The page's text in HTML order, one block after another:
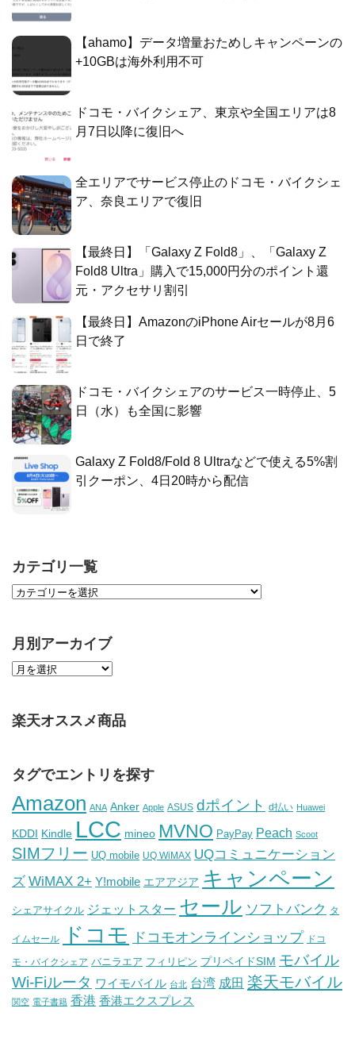
【ahamo】データ増量おためしキャンペーンの
+10GBは海外利用不可
ドコモ・バイクシェア、東京や全国エリアは8
月7日以降に復旧へ
全エリアでサービス停止のドコモ・バイクシェ
ア、奈良エリアで復旧
【最終日】「Galaxy Z Fold8」、「Galaxy Z
Fold8 Ultra」購入で15,000円分のポイント還
元・アクセサリ割引
【最終日】AmazonのiPhone Airセールが8月6
日で終了
ドコモ・バイクシェアのサービス一時停止、5
日（水）も全国に影響
Galaxy Z Fold8/Fold 8 Ultraなどで使える5%割
引クーポン、4日20時から配信
カテゴリ一覧
月別アーカイブ
楽天オススメ商品
タグでエントリを探す
Amazon ANA Anker Apple ASUS dポイント d払い Huawei
KDDI Kindle LCC mineo MVNO PayPay Peach Scoot
SIMフリー UQ mobile UQ WiMAX UQコミュニケーション
ズ WiMAX 2+ Y!mobile エアアジア キャンペーン
シェアサイクル ジェットスター セール ソフトバンク タ
イムセール ドコモ ドコモオンラインショップ ドコ
モ・バイクシェア バニラエア フィリピン プリペイドSIM モバイル
Wi-Fiルータ ワイモバイル 台北 台湾 成田 楽天モバイル
関空 電子書籍 香港 香港エクスプレス